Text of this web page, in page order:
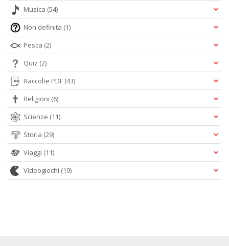
Musica (54)
Non definita (1)
Pesca (2)
Quiz (2)
Raccolte PDF (43)
Religioni (6)
Scienze (11)
Storia (29)
Viaggi (11)
Videogiochi (19)